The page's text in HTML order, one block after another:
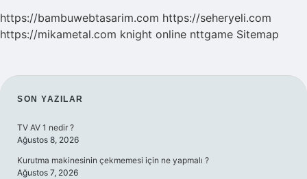
https://bambuwebtasarim.com https://seheryeli.com
https://mikametal.com knight online nttgame Sitemap
SIDEBAR
SON YAZILAR
TV AV 1 nedir ?
Ağustos 8, 2026
Kurutma makinesinin çekmemesi için ne yapmalı ?
Ağustos 7, 2026